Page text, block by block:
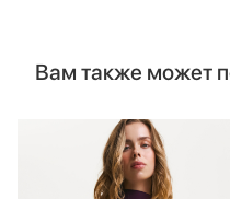
Вам также может